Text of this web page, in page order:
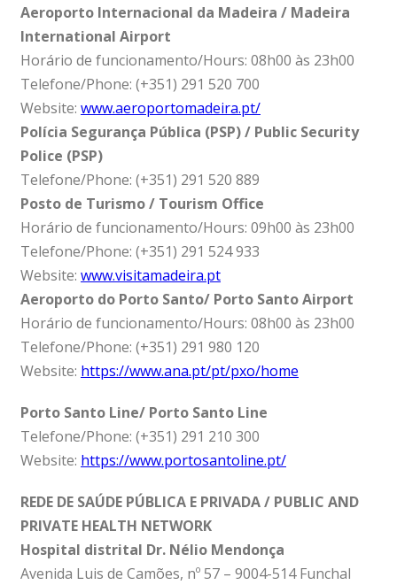
Aeroporto Internacional da Madeira / Madeira
International Airport
Horário de funcionamento/Hours: 08h00 às 23h00
Telefone/Phone: (+351) 291 520 700
Website: www.aeroportomadeira.pt/
Polícia Segurança Pública (PSP) / Public Security
Police (PSP)
Telefone/Phone: (+351) 291 520 889
Posto de Turismo / Tourism Office
Horário de funcionamento/Hours: 09h00 às 23h00
Telefone/Phone: (+351) 291 524 933
Website: www.visitamadeira.pt
Aeroporto do Porto Santo/ Porto Santo Airport
Horário de funcionamento/Hours: 08h00 às 23h00
Telefone/Phone: (+351) 291 980 120
Website: https://www.ana.pt/pt/pxo/home
Porto Santo Line/ Porto Santo Line
Telefone/Phone: (+351) 291 210 300
Website: https://www.portosantoline.pt/
REDE DE SAÚDE PÚBLICA E PRIVADA / PUBLIC AND
PRIVATE HEALTH NETWORK
Hospital distrital Dr. Nélio Mendonça
Avenida Luis de Camões, nº 57 – 9004-514 Funchal